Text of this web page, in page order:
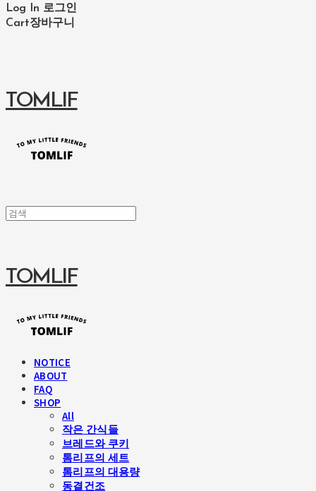
Log In 로그인
Cart장바구니
TOMLIF
TOMLIF
NOTICE
ABOUT
FAQ
SHOP
All
작은 간식들
브레드와 쿠키
톰리프의 세트
톰리프의 대용량
동결건조